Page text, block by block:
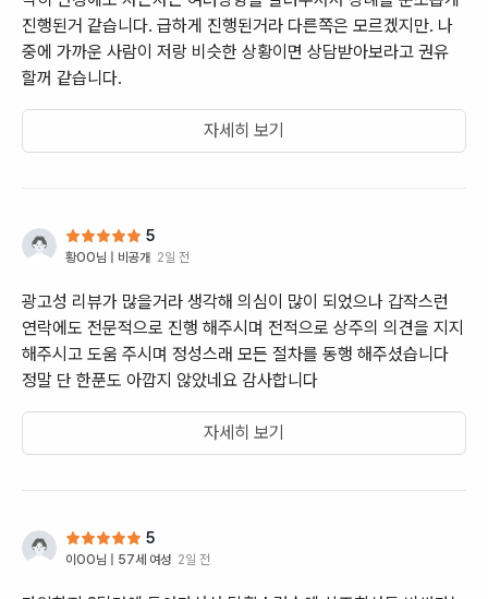
진행된거 같습니다. 급하게 진행된거라 다른쪽은 모르겠지만. 나
중에 가까운 사람이 저랑 비슷한 상황이면 상담받아보라고 권유
할꺼 같습니다.
자세히 보기
5
황OO님 | 비공개 2일 전
광고성 리뷰가 많을거라 생각해 의심이 많이 되었으나 갑작스런
연락에도 전문적으로 진행 해주시며 전적으로 상주의 의견을 지지
해주시고 도움 주시며 정성스래 모든 절차를 동행 해주셨습니다
정말 단 한푼도 아깝지 않았네요 감사합니다
자세히 보기
5
이OO님 | 57세 여성 2일 전